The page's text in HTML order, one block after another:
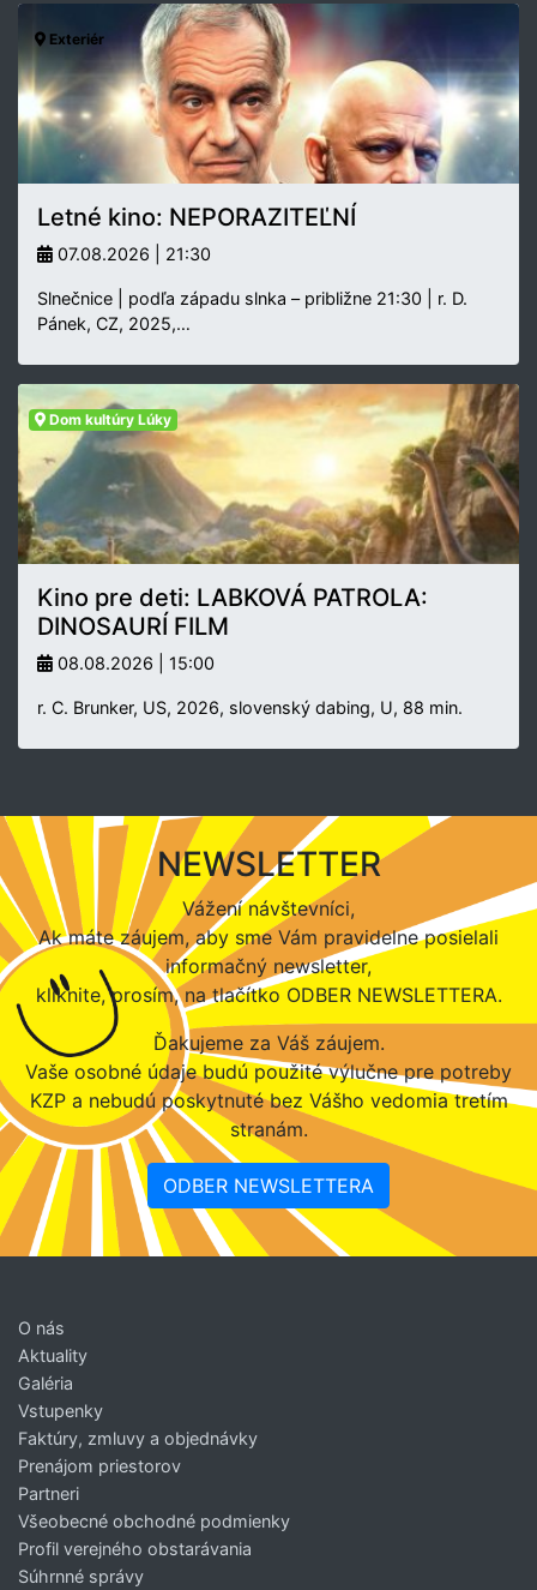
Exteriér
Letné kino: NEPORAZITEĽNÍ
07.08.2026 | 21:30
Slnečnice | podľa západu slnka – približne 21:30 | r. D.
Pánek, CZ, 2025,…
Dom kultúry Lúky
Kino pre deti: LABKOVÁ PATROLA:
DINOSAURÍ FILM
08.08.2026 | 15:00
r. C. Brunker, US, 2026, slovenský dabing, U, 88 min.
NEWSLETTER
Vážení návštevníci,
Ak máte záujem, aby sme Vám pravidelne posielali
informačný newsletter,
kliknite, prosím, na tlačítko ODBER NEWSLETTERA.
Ďakujeme za Váš záujem.
Vaše osobné údaje budú použité výlučne pre potreby
KZP a nebudú poskytnuté bez Vášho vedomia tretím
stranám.
ODBER NEWSLETTERA
O nás
Aktuality
Galéria
Vstupenky
Faktúry, zmluvy a objednávky
Prenájom priestorov
Partneri
Všeobecné obchodné podmienky
Profil verejného obstarávania
Súhrnné správy